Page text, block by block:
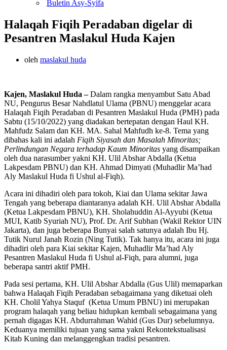
Buletin Asy-Syifa
Halaqah Fiqih Peradaban digelar di
Pesantren Maslakul Huda Kajen
oleh maslakul huda
Kajen, Maslakul Huda –Dalam rangka menyambut Satu Abad
NU, Pengurus Besar Nahdlatul Ulama (PBNU) menggelar acara
Halaqah Fiqih Peradaban di Pesantren Maslakul Huda (PMH) pada
Sabtu (15/10/2022) yang diadakan bertepatan dengan Haul KH.
Mahfudz Salam dan KH. MA. Sahal Mahfudh ke-8. Tema yang
dibahas kali ini adalah Fiqih Siyasah dan Masalah Minoritas;
Perlindungan Negara terhadap Kaum Minoritas yang disampaikan
oleh dua narasumber yakni KH. Ulil Abshar Abdalla (Ketua
Lakpesdam PBNU) dan KH. Ahmad Dimyati (Muhadlir Ma’had
Aly Maslakul Huda fi Ushul al-Fiqh).
Acara ini dihadiri oleh para tokoh, Kiai dan Ulama sekitar Jawa
Tengah yang beberapa diantaranya adalah KH. Ulil Abshar Abdalla
(Ketua Lakpesdam PBNU), KH. Sholahuddin Al-Ayyubi (Ketua
MUI, Katib Syuriah NU), Prof. Dr. Arif Subhan (Wakil Rektor UIN
Jakarta), dan juga beberapa Bunyai salah satunya adalah Ibu Hj.
Tutik Nurul Janah Rozin (Ning Tutik). Tak hanya itu, acara ini juga
dihadiri oleh para Kiai sekitar Kajen, Muhadlir Ma’had Aly
Pesantren Maslakul Huda fi Ushul al-Fiqh, para alumni, juga
beberapa santri aktif PMH.
Pada sesi pertama, KH. Ulil Abshar Abdalla (Gus Ulil) memaparkan
bahwa Halaqah Fiqih Peradaban sebagaimana yang diketuai oleh
KH. Cholil Yahya Staquf (Ketua Umum PBNU) ini merupakan
program halaqah yang beliau hidupkan kembali sebagaimana yang
pernah digagas KH. Abdurrahman Wahid (Gus Dur) sebelumnya.
Keduanya memiliki tujuan yang sama yakni Rekontekstualisasi
Kitab Kuning dan melanggengkan tradisi pesantren.